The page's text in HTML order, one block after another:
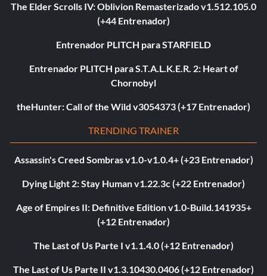
The Elder Scrolls IV: Oblivion Remasterizado v1.512.105.0
(+44 Entrenador)
Entrenador PLITCH para STARFIELD
Entrenador PLITCH para S.T.A.L.K.E.R. 2: Heart of
Chornobyl
theHunter: Call of the Wild v3054373 (+17 Entrenador)
TRENDING TRAINER
Assassin's Creed Sombras v1.0-v1.0.4+ (+23 Entrenador)
Dying Light 2: Stay Human v1.22.3c (+22 Entrenador)
Age of Empires II: Definitive Edition v1.0-Build.141935+
(+12 Entrenador)
The Last of Us Parte I v1.1.4.0 (+12 Entrenador)
The Last of Us Parte II v1.3.10430.0406 (+12 Entrenador)